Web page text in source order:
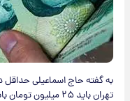
به گفته حاج اسماعیلی حداقل
تهران باید ۲۵ میلیون تومان باشد.